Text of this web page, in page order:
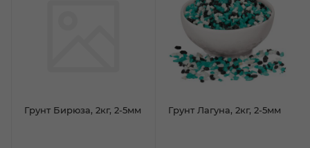
Грунт Бирюза, 2кг, 2-5мм Грунт Лагуна, 2кг, 2-5мм